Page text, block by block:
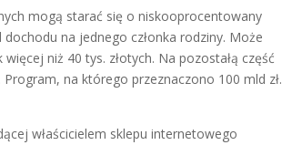
mogą starać się o niskooprocentowany
na jednego członka rodziny. Może
niż 40 tys. złotych. Na pozostałą część
na którego przeznaczono 100 mld zł.
właścicielem sklepu internetowego